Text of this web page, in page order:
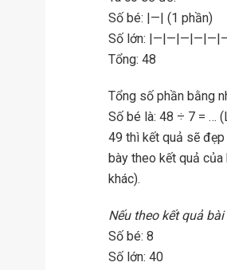
Số bé: |—| (1 phần)
Số lớn:
Tổng: 48
Tổng số phần bằng
Số bé là: 48 ÷ 7 = …
49 thì kết quả sẽ
bày theo kết quả
khác).
Nếu theo kết quả
Số bé: 8
Số lớn: 40